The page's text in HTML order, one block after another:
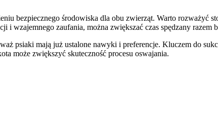
bezpiecznego środowiska dla obu zwierząt. Warto rozważyć
wzajemnego zaufania, można zwiększać czas spędzany razem
psiaki mają już ustalone nawyki i preferencje. Kluczem do
może zwiększyć skuteczność procesu oswajania.